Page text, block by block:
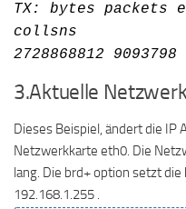
TX: bytes packets
collsns
2728868812
3.Aktuelle
Dieses Beispiel, ändert die IP
Netzwerkkarte eth0. Die
lang. Die brd+ option setzt
192.168.1.255 .